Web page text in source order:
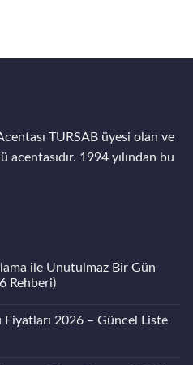
TURSAB üyesi olan ve
1994 yılından bu
ile Unutulmaz Bir Gün
Rehberi)
Fiyatları 2026 – Güncel Liste